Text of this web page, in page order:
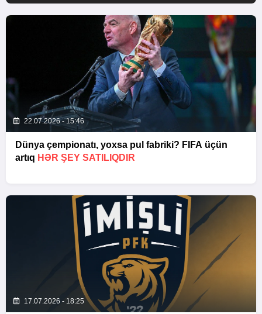
22.07.2026 - 15:46
Dünya çempionatı, yoxsa pul fabriki? FIFA üçün
artıq HƏR ŞEY SATILIQDIR
17.07.2026 - 18:25